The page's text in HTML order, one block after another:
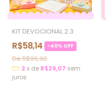
KIT DEVOCIONAL 2.3
R$58,14 -40% OFF
R$96,90
2 x deR$29,07 sem
juros